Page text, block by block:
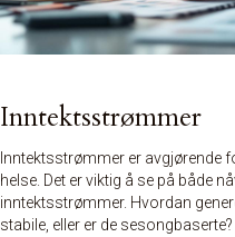
Inntektsstrømmer
Inntektsstrømmer er
helse. Det er viktig å se på både
inntektsstrømmer. Hvordan
stabile, eller er de